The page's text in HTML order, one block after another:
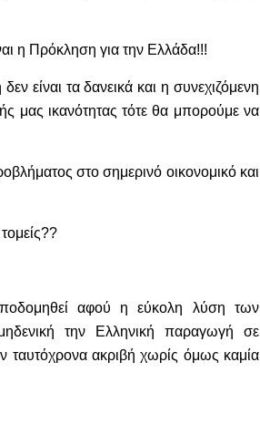
η Πρόκληση για την Ελλάδα!!!
είναι τα δανεικά και η συνεχιζόμενη
μας ικανότητας τότε θα μπορούμε να
στο σημερινό οικονομικό και
αφού η εύκολη λύση των
την Ελληνική παραγωγή σε
ταυτόχρονα ακριβή χωρίς όμως καμία